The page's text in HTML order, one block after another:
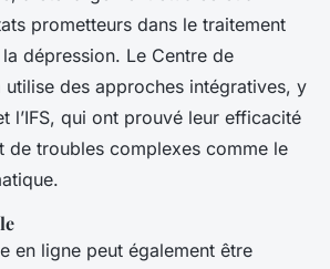
prometteurs dans le traitement
dépression. Le Centre de
utilise des approches intégratives, y
l’IFS, qui ont prouvé leur efficacité
de troubles complexes comme le
en ligne peut également être